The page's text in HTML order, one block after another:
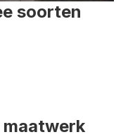
soorten
maatwerk